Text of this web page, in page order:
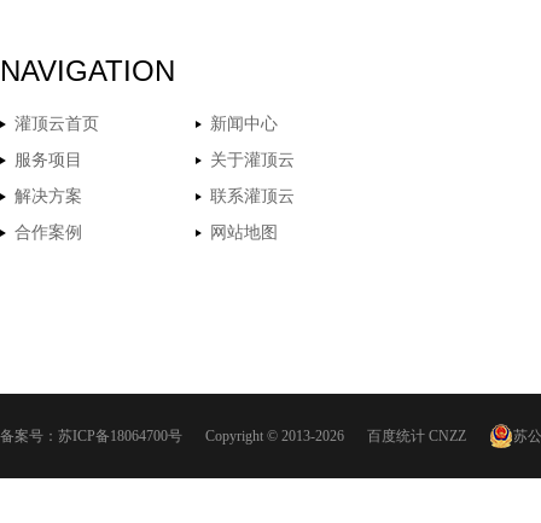
NAVIGATION
灌顶云首页
新闻中心
服务项目
关于灌顶云
解决方案
联系灌顶云
合作案例
网站地图
备案号： 苏ICP备18064700号 Copyright © 2013-2026 百度统计 CNZZ 苏